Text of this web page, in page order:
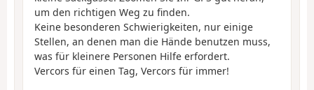
um den richtigen Weg zu finden.
Keine besonderen Schwierigkeiten, nur einige
Stellen, an denen man die Hände benutzen muss,
was für kleinere Personen Hilfe erfordert.
Vercors für einen Tag, Vercors für immer!